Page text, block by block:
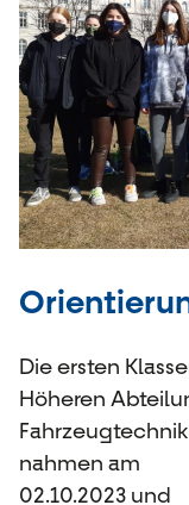
Die ersten
Höheren
Fahrzeugtechnik
nahmen am
02.10.2023 und